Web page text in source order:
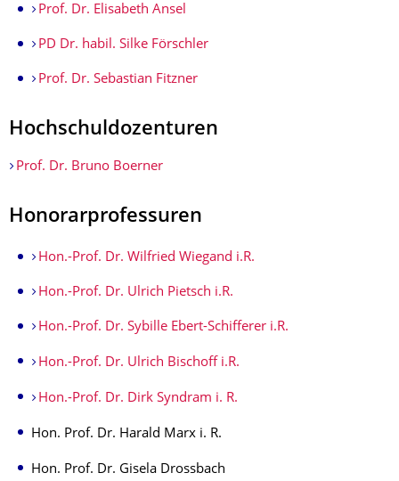
Prof. Dr. Elisabeth Ansel
PD Dr. habil. Silke Förschler
Prof. Dr. Sebastian Fitzner
Hochschuldozenturen
Prof. Dr. Bruno Boerner
Honorarprofessuren
Hon.-Prof. Dr. Wilfried Wiegand i.R.
Hon.-Prof. Dr. Ulrich Pietsch i.R.
Hon.-Prof. Dr. Sybille Ebert-Schifferer i.R.
Hon.-Prof. Dr. Ulrich Bischoff i.R.
Hon.-Prof. Dr. Dirk Syndram i. R.
Hon. Prof. Dr. Harald Marx i. R.
Hon. Prof. Dr. Gisela Drossbach